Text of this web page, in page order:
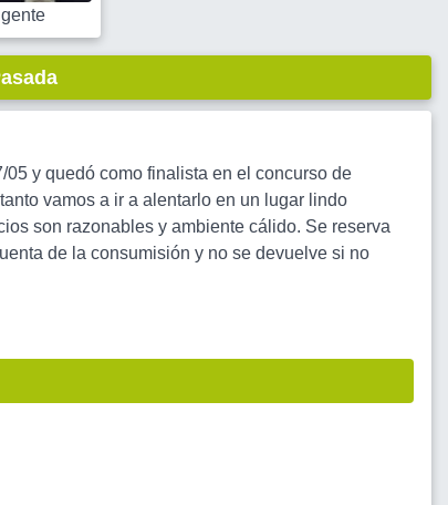
y quedó como finalista en el concurso de
vamos a ir a alentarlo en un lugar lindo
son razonables y ambiente cálido. Se reserva
de la consumisión y no se devuelve si no